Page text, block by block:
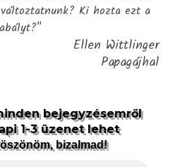
Ki hozta ezt a
Ellen Wittlinger
Papagájhal
bejegyzésemről
1-3 üzenet lehet
bizalmad!